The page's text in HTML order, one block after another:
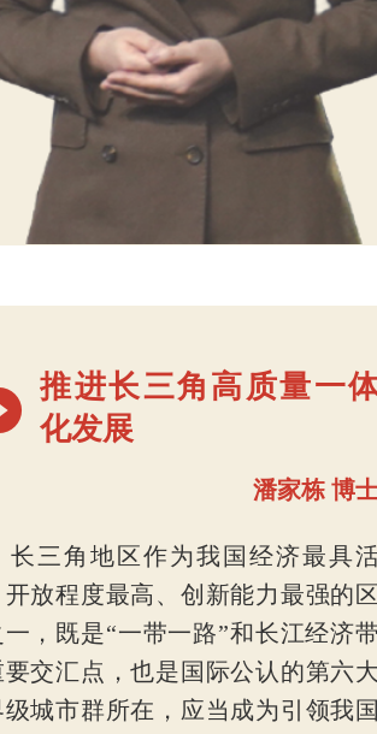
推进长三角高质量一
化发展
潘家栋 博
长三角地区作为我国经济最具
开放程度最高、创新能力最强的
，既是“一带一路”和长江经济
要交汇点，也是国际公认的第六
城市群所在，应当成为引领我